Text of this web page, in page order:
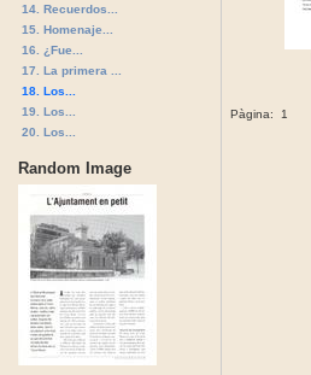
14. Recuerdos...
15. Homenaje...
16. ¿Fue...
17. La primera ...
18. Los...
19. Los...
20. Los...
Random Image
Pàgina: 1